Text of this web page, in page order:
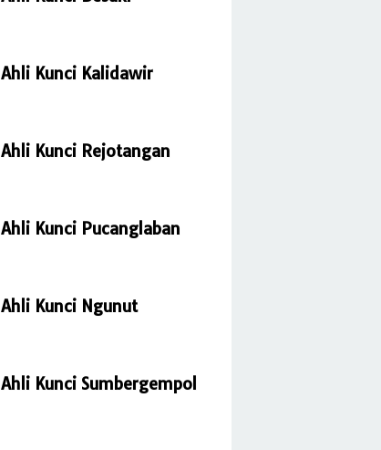
Ahli Kunci Kalidawir
Ahli Kunci Rejotangan
Ahli Kunci Pucanglaban
Ahli Kunci Ngunut
Ahli Kunci Sumbergempol